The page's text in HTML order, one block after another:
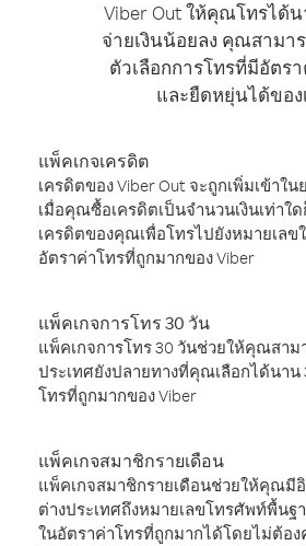
Viber Out ให้คุณโทรได้
จ่ายเงินน้อยลง คุณสามา
ตัวเลือกการโทรที่มีอัตร
และยืดหยุ่นได้ของ
แพ็คเกจเครดิต
เครดิตของ Viber Out จะถูกเพิ่มเข้าใ
เมื่อคุณซื้อเครดิตเป็นจำนวนเงินเท่าใ
เครดิตของคุณเพื่อโทรไปยังหมายเลข
อัตราค่าโทรที่ถูกมากของ Viber
แพ็คเกจการโทร 30 วัน
แพ็คเกจการโทร 30 วันช่วยให้คุณสาม
ประเทศยังปลายทางที่คุณเลือกได้นาน
โทรที่ถูกมากของ Viber
แพ็คเกจสมาชิกรายเดือน
แพ็คเกจสมาชิกรายเดือนช่วยให้คุณมี
ต่างประเทศถึงหมายเลขโทรศัพท์พื้น
ในอัตราค่าโทรที่ถูกมากได้โดยไม่ต้อ